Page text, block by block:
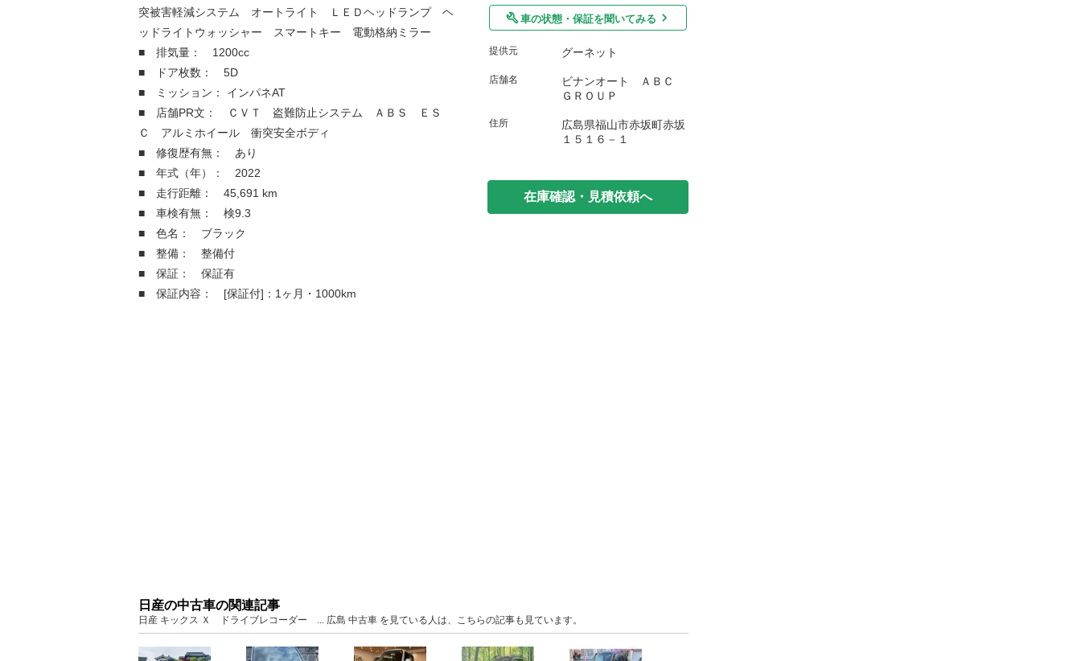
突被害軽減システム オートライト ＬＥＤヘッドランプ ヘ
ッドライトウォッシャー スマートキー 電動格納ミラー
■ 排気量： 1200cc
■ ドア枚数： 5D
■ ミッション： インパネAT
■ 店舗PR文： ＣＶＴ 盗難防止システム ＡＢＳ ＥＳ
Ｃ アルミホイール 衝突安全ボディ
■ 修復歴有無： あり
■ 年式（年）： 2022
■ 走行距離： 45,691 km
■ 車検有無： 検9.3
■ 色名： ブラック
■ 整備： 整備付
■ 保証： 保証有
■ 保証内容： [保証付]：1ヶ月・1000km
車の状態・保証を聞いてみる
提供元 グーネット
店舗名
ビナンオート ＡＢＣ
ＧＲＯＵＰ
住所
広島県福山市赤坂町赤坂
１５１６－１
在庫確認・見積依頼へ
日産の中古車の関連記事
日産 キックス Ｘ ドライブレコーダー ... 広島 中古車 を見ている人は、こちらの記事も見ています。